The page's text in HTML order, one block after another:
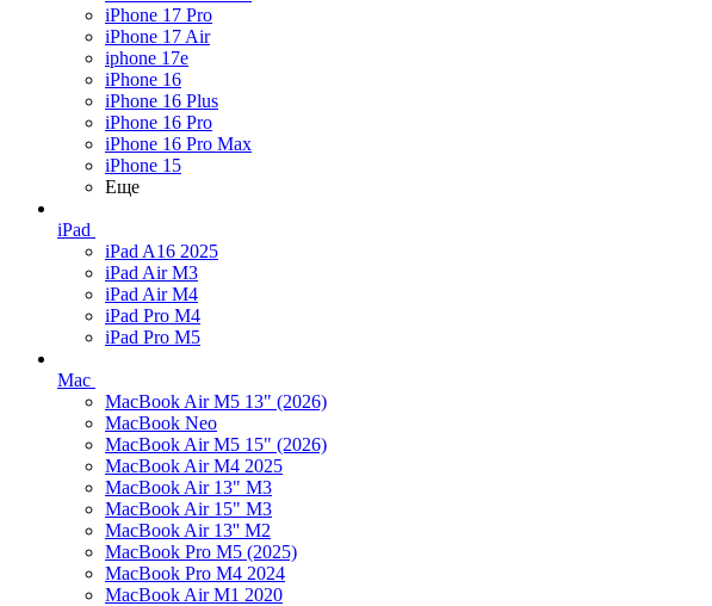
iPhone 17 Pro
iPhone 17 Air
iphone 17e
iPhone 16
iPhone 16 Plus
iPhone 16 Pro
iPhone 16 Pro Max
iPhone 15
Еще
iPad
iPad A16 2025
iPad Air M3
iPad Air M4
iPad Pro M4
iPad Pro M5
Mac
MacBook Air M5 13" (2026)
MacBook Neo
MacBook Air M5 15" (2026)
MacBook Air M4 2025
MacBook Air 13" M3
MacBook Air 15" M3
MacBook Air 13'' M2
MacBook Pro M5 (2025)
MacBook Pro M4 2024
MacBook Air M1 2020